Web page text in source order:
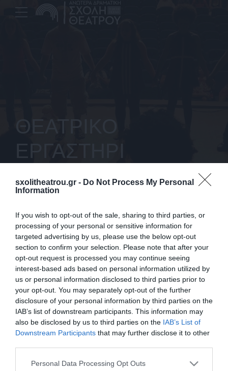
sxolitheatrou.gr - Do Not Process My Personal
Information
If you wish to opt-out of the sale, sharing to third parties, or
processing of your personal or sensitive information for
targeted advertising by us, please use the below opt-out
section to confirm your selection. Please note that after your
opt-out request is processed you may continue seeing
interest-based ads based on personal information utilized by
us or personal information disclosed to third parties prior to
your opt-out. You may separately opt-out of the further
disclosure of your personal information by third parties on the
IAB’s list of downstream participants. This information may
also be disclosed by us to third parties on the IAB’s List of
Downstream Participants that may further disclose it to other
Please note that this website/app uses one or more Google
Personal Data Processing Opt Outs
ΕΝΗΛΙΚΩΝ
Ένα δίωρο ταξίδι στο θέατρο μέσα από το ερασιτεχνικό
εργαστήρι του Σαββάτου.
Με τον δάσκαλο ως σκηνοθέτη και coacher και τους
μαθητές ως ηθοποιούς, θα εξερευνήσουμε τον κόσμο του
έργου, τους χαρακτήρες και τις σχέσεις μέσα σε αυτό,
καθώς και θα εξετάσουμε τη γλώσσα του κειμένου.
Μαζί με την πρόβα των σκηνών από το έργο, θα δοθεί
χαρακτηρισμό και την ανάλυση κειμένου. με αποκορύφωμα
×
Newsletter
ΕΓΓΡΑΦΕΙΤΕ ΓΙΑ ΝΑ ΛΑΜΒΑΝΕΤΕ ΤΑ
ΝΕΑ ΜΑΣ & ΤΑ ΠΡΟΣΕΧΗ ΣΕΜΙΝΑΡΙΑ